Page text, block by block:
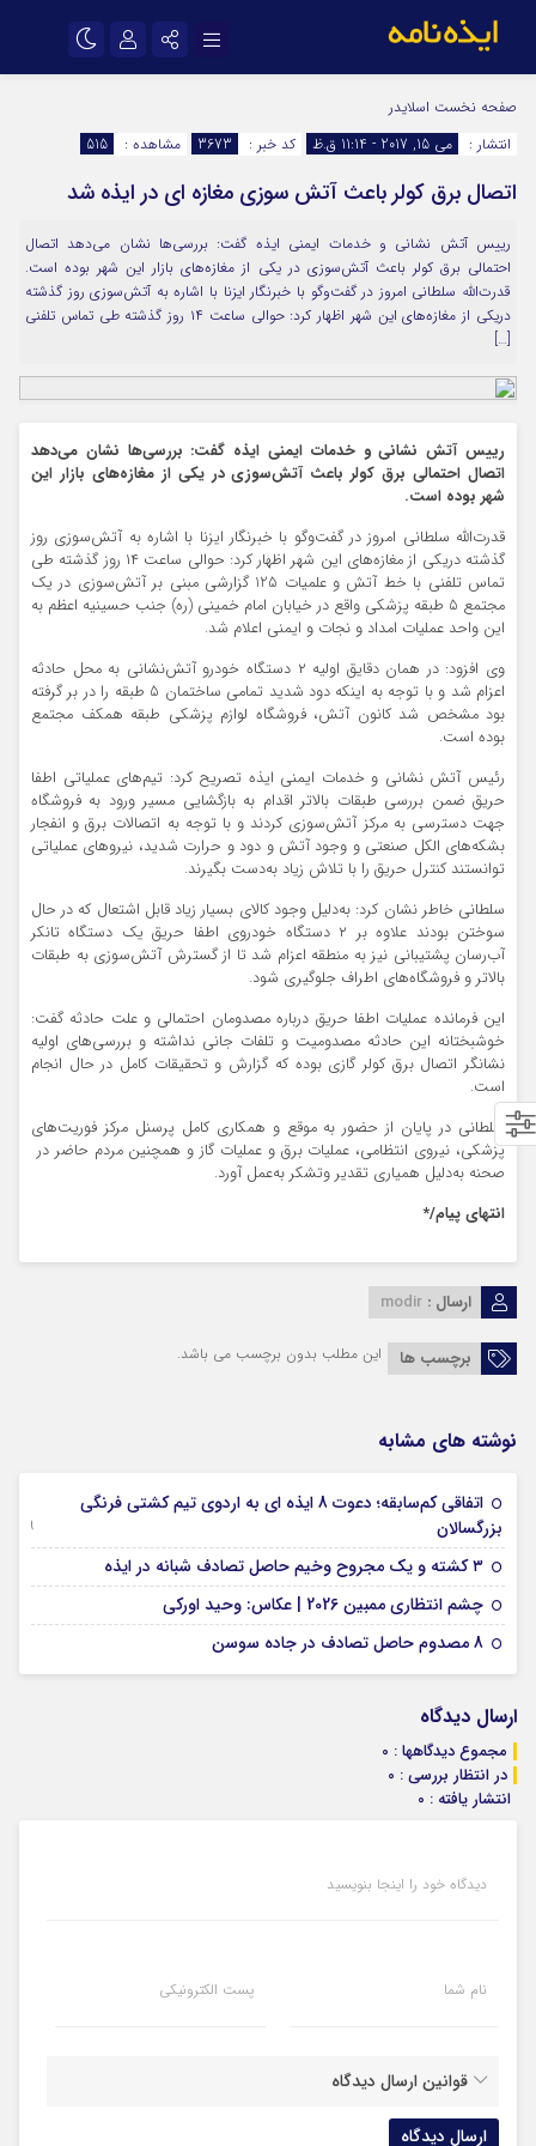
اینستاگرام
سروش
ایتا
آپارات
اپلیکیشن رمز عبور
مرا به خاطر بسپار
صفحه نخست اسلایدر
انتشار :
می 15, 2017 - 11:14 ق.ظ کد خبر : 3673 مشاهده : 515
اتصال برق کولر باعث آتش سوزی مغازه ای در ایذه شد
رییس آتش نشانی و خدمات ایمنی ایذه گفت: بررسی‌ها نشان می‌دهد اتصال
احتمالی برق کولر باعث آتش‌سوزی در یکی از مغازه‌های بازار این شهر بوده است.
قدرت‌الله سلطانی امروز در گفت‌و‌گو با خبرنگار ایزنا با اشاره به آتش‌سوزی روز گذشته
دریکی از مغازه‌های این شهر اظهار کرد: حوالی ساعت ۱۴ روز گذشته طی تماس تلفنی
[…]
رییس آتش نشانی و خدمات ایمنی ایذه گفت: بررسی‌ها نشان می‌دهد
اتصال احتمالی برق کولر باعث آتش‌سوزی در یکی از مغازه‌های بازار این
شهر بوده است.
قدرت‌الله سلطانی امروز در گفت‌و‌گو با خبرنگار ایزنا با اشاره به آتش‌سوزی روز
گذشته دریکی از مغازه‌های این شهر اظهار کرد: حوالی ساعت ۱۴ روز گذشته طی
تماس تلفنی با خط آتش و علمیات 125 گزارشی مبنی بر آتش‌سوزی در یک
مجتمع 5 طبقه پزشکي واقع در خیابان امام خمینی (ره) جنب حسينيه اعظم به
این واحد عملیات امداد و نجات و ایمنی اعلام شد.
وی افزود: در همان دقايق اوليه ۲ دستگاه خودرو آتش‌نشاني به محل حادثه
اعزام شد و با توجه به اينکه دود شديد تمامي ساختمان 5 طبقه را در بر گرفته
بود مشخص شد کانون آتش، فروشگاه لوازم پزشکی طبقه همکف مجتمع
بوده است.
رئیس آتش نشانی و خدمات ایمنی ایذه تصریح کرد: تیم‌های عملیاتی اطفا
حریق ضمن بررسي طبقات بالاتر اقدام به بازگشایی مسیر ورود به فروشگاه
جهت دسترسی به مرکز آتش‌سوزی کردند و با توجه به اتصالات برق و انفجار
بشکه‌هاي الکل صنعتی و وجود آتش و دود و حرارت شديد، نيروهاي عملیاتی
توانستند کنترل حریق را با تلاش زیاد به‌دست بگیرند.
سلطانی خاطر نشان کرد: به‌دلیل وجود کالای بسیار زیاد قابل اشتعال که در حال
سوختن بودند علاوه بر ۲ دستگاه خودروی اطفا حریق یک دستگاه تانکر
آب‌رسان پشتیبانی نیز به منطقه اعزام شد تا از گسترش آتش‌سوزی به طبقات
بالاتر و فروشگاه‌های اطراف جلوگيري شود.
این فرمانده عملیات اطفا حریق درباره مصدومان احتمالی و علت حادثه گفت:
خوشبختانه این حادثه مصدومیت و تلفات جانی نداشته و بررسي‌هاي اوليه
نشانگر اتصال برق کولر گازی بوده که گزارش و تحقيقات کامل در حال انجام
است.
سلطانی در پایان از حضور به موقع و همکاری کامل پرسنل مرکز فوریت‌های
پزشکی، نیروی انتظامی، عملیات برق و عملیات گاز و همچنین مردم حاضر در
صحنه به‌دلیل همیاری تقدیر وتشکر به‌عمل آورد.
انتهای پیام/*
ارسال : modir
برچسب ها این مطلب بدون برچسب می باشد.
نوشته های مشابه
اتفاقی کم‌سابقه؛ دعوت 8 ایذه ای به اردوی تیم کشتی فرنگی
بزرگسالان
09 جولای 2026
۳ کشته و یک مجروح وخیم حاصل تصادف شبانه در ایذه
چشم انتظاری ممبین 2026 | عکاس: وحید اورکی
8 مصدوم حاصل تصادف در جاده سوسن
ارسال دیدگاه
مجموع دیدگاهها : 0
در انتظار بررسی : 0
انتشار یافته : 0
دیدگاه خود را اینجا بنویسید
نام شما پست الکترونیکی
قوانین ارسال دیدگاه